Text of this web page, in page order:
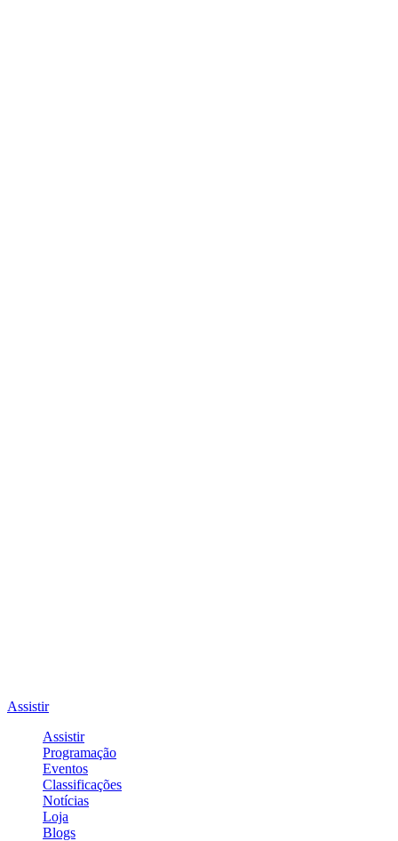
Assistir
Assistir
Programação
Eventos
Classificações
Notícias
Loja
Blogs